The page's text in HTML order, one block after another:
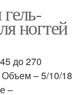
ногтей
до 270
Объем – 5/10/18
–